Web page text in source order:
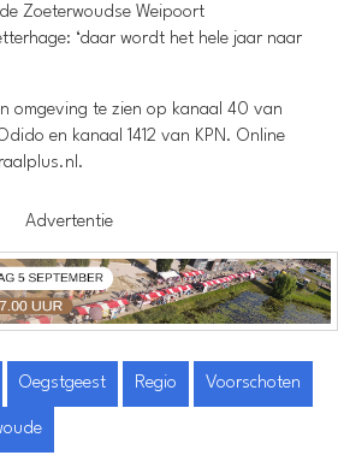
Zoeterwoudse Weipoort
‘daar wordt het hele jaar naar
omgeving te zien op kanaal 40 van
en kanaal 1412 van KPN. Online
Advertentie
Oegstgeest Regio Voorschoten